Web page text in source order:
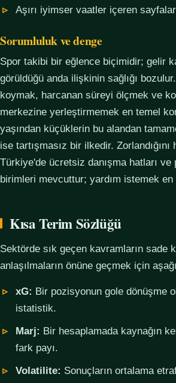
Aşırı iyimser vaatler içeren
Sorumluluk ve denge
Spor takibi bir eğlence biçimidir; gelir
görüldüğü anda ilişkinin sağlığı bozulur.
koymak, harcanan süreyi ölçmek ve
merkezine yerleştirmemek en temel
yaşından küçüklerin bu alandan
ise tartışmasız bir ilkedir.
Türkiye'de ücretsiz danışma hatları
birimleri mevcuttur; yardım istemek en
Kısa Terim Sözlüğü
Sektörde sık geçen kavramların sade
anlaşılmaların önüne geçmek için
xG: Bir pozisyonun gole dönüşme
istatistik.
Marj: Bir hesaplamada kaynağın
fark payı.
Volatilite: Sonuçların ortalama